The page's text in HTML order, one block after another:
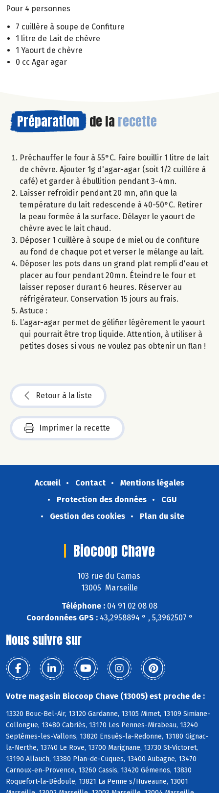
Pour 4 personnes
7 cuillère à soupe de Confiture
1 litre de Lait de chèvre
1 Yaourt de chèvre
0 cc Agar agar
Préparation de la recette
Préchauffer le four à 55°C. Faire bouillir 1 litre de lait
de chèvre. Ajouter 1g d'agar-agar (soit 1/2 cuillère à
café) et garder à ébullition pendant 3-4mn.
Laisser refroidir pendant 20 mn, afin que la
température du lait redescende à 40-50°C. Retirer
la peau formée à la surface. Délayer le yaourt de
chèvre avec le lait chaud.
Déposer 1 cuillère à soupe de miel ou de confiture
au fond de chaque pot et verser le mélange au lait.
Déposer les pots dans un grand plat rempli d'eau et
placer au four pendant 20mn. Éteindre le four et
laisser reposer durant 6 heures. Réserver au
réfrigérateur. Conservation 15 jours au frais.
Astuce :
L’agar-agar permet de gélifier légèrement le yaourt
qui pourrait être trop liquide. Attention, à utiliser à
petites doses si vous ne voulez pas obtenir un flan !
Retour à la liste
Imprimer la recette
Accueil Contact
Mentions légales
Protection des données
CGU
Gestion des cookies
Plan du site
Biocoop Chave
103 rue du Camas
13005 Marseille
Téléphone : 04 91 02 08 08
Coordonnées GPS :43,2958894 ° , 5,3962507 °
Nous suivre sur
Votre magasin Biocoop Chave (13005) est proche de :
13320 Bouc-Bel-Air, 13120 Gardanne, 13105 Mimet, 13109 Simiane-
Collongue, 13480 Cabriès, 13170 Les Pennes-Mirabeau, 13240
Septèmes-les-Vallons, 13820 Ensuès-la-Redonne, 13180 Gignac-
la-Nerthe, 13740 Le Rove, 13700 Marignane, 13730 St-Victoret,
13190 Allauch, 13380 Plan-de-Cuques, 13400 Aubagne, 13470
Carnoux-en-Provence, 13260 Cassis, 13420 Gémenos, 13830
Roquefort-la-Bédoule, 13821 La Penne s/Huveaune, 13001